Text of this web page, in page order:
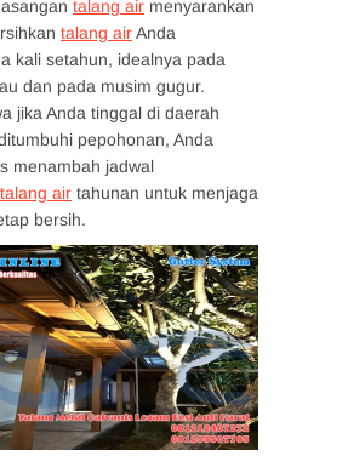
talang air menyarankan
talang airAnda
kali setahun, idealnya pada
dan pada musim gugur.
jika Anda tinggal di daerah
pepohonan, Anda
menambah jadwal
talang air tahunan untuk menjaga
bersih.